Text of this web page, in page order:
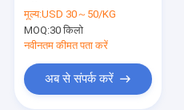
मूल्य:USD 30～50/KG
MOQ:30 किलो
नवीनतम कीमत पता करें
अब से संपर्क करें